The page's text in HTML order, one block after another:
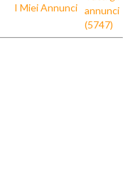
I Miei Annunci annunci
(5747)